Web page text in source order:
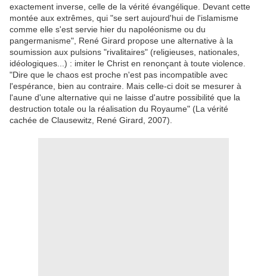
exactement inverse, celle de la vérité évangélique. Devant cette
montée aux extrêmes, qui "se sert aujourd'hui de l'islamisme
comme elle s'est servie hier du napoléonisme ou du
pangermanisme", René Girard propose une alternative à la
soumission aux pulsions "rivalitaires" (religieuses, nationales,
idéologiques...) : imiter le Christ en renonçant à toute violence.
"Dire que le chaos est proche n'est pas incompatible avec
l'espérance, bien au contraire. Mais celle-ci doit se mesurer à
l'aune d'une alternative qui ne laisse d'autre possibilité que la
destruction totale ou la réalisation du Royaume" (La vérité
cachée de Clausewitz, René Girard, 2007).